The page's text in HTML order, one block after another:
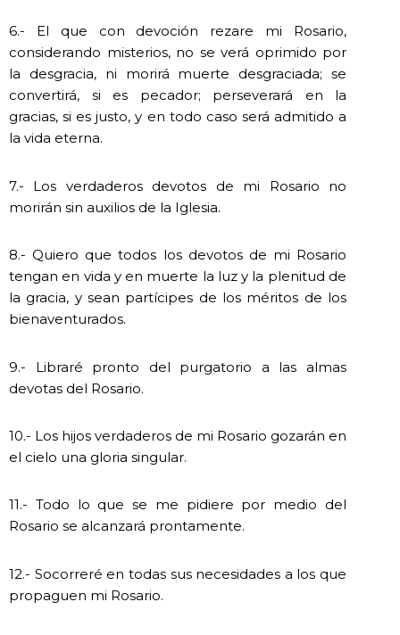
6.- El que con devoción rezare mi Rosario,
considerando misterios, no se verá oprimido por
la desgracia, ni morirá muerte desgraciada; se
convertirá, si es pecador; perseverará en la
gracias, si es justo, y en todo caso será admitido a
la vida eterna.
7.- Los verdaderos devotos de mi Rosario no
morirán sin auxilios de la Iglesia.
8.- Quiero que todos los devotos de mi Rosario
tengan en vida y en muerte la luz y la plenitud de
la gracia, y sean partícipes de los méritos de los
bienaventurados.
9.- Libraré pronto del purgatorio a las almas
devotas del Rosario.
10.- Los hijos verdaderos de mi Rosario gozarán en
el cielo una gloria singular.
11.- Todo lo que se me pidiere por medio del
Rosario se alcanzará prontamente.
12.- Socorreré en todas sus necesidades a los que
propaguen mi Rosario.